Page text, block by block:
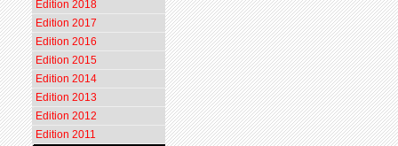
Edition 2018
Edition 2017
Edition 2016
Edition 2015
Edition 2014
Edition 2013
Edition 2012
Edition 2011